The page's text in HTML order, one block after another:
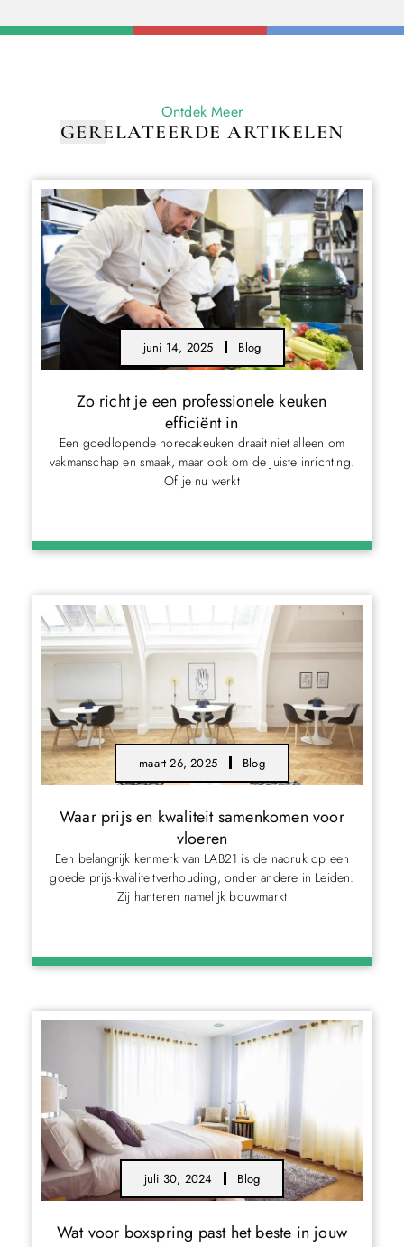
Ontdek Meer
GERELATEERDE ARTIKELEN
juni 14, 2025 Blog
Zo richt je een professionele keuken
efficiënt in
Een goedlopende horecakeuken draait niet alleen om
vakmanschap en smaak, maar ook om de juiste inrichting.
Of je nu werkt
maart 26, 2025 Blog
Waar prijs en kwaliteit samenkomen voor
vloeren
Een belangrijk kenmerk van LAB21 is de nadruk op een
goede prijs-kwaliteitverhouding, onder andere in Leiden.
Zij hanteren namelijk bouwmarkt
juli 30, 2024 Blog
Wat voor boxspring past het beste in jouw